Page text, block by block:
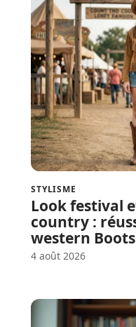
STYLISME
Look festival
country :
western
4 août 2026